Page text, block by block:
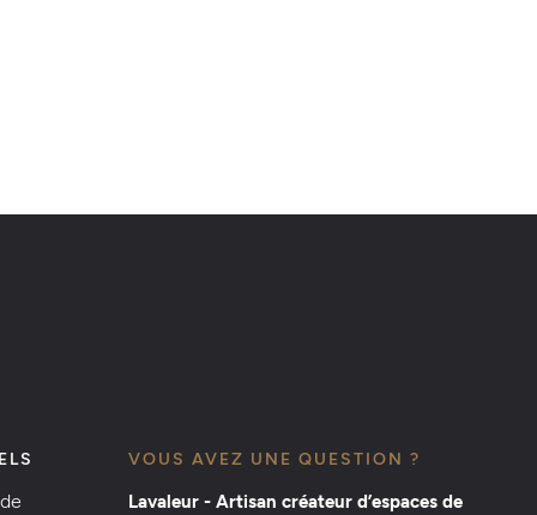
VOUS AVEZ UNE QUESTION ?
Lavaleur - Artisan créateur d’espaces de